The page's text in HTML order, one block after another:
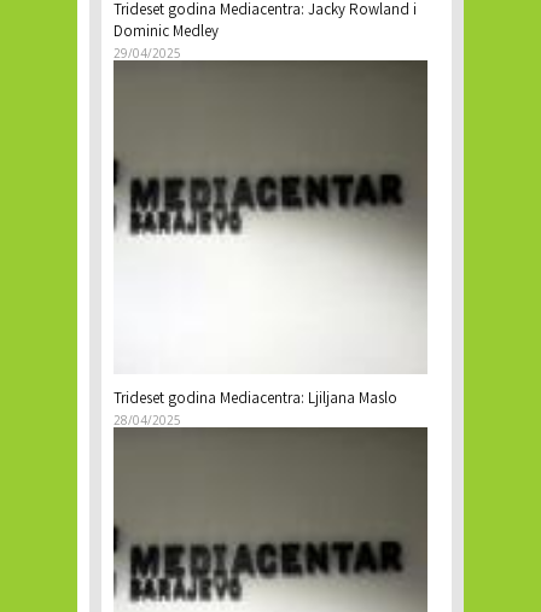
Trideset godina Mediacentra: Jacky Rowland i
Dominic Medley
29/04/2025
Trideset godina Mediacentra: Ljiljana Maslo
28/04/2025